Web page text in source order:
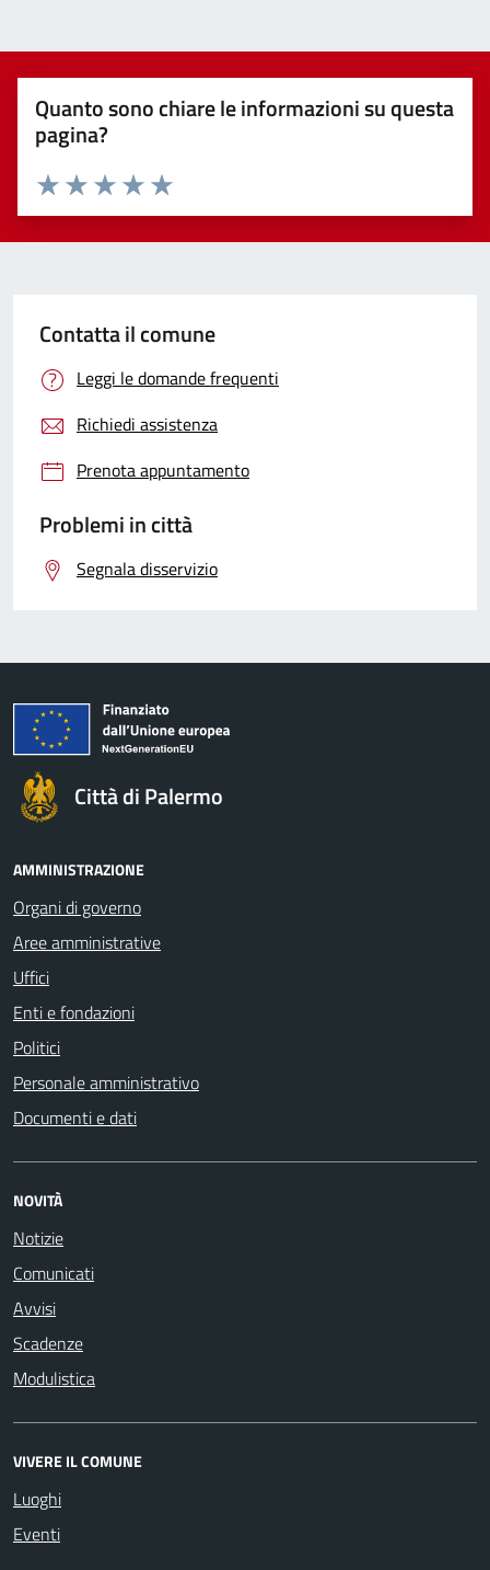
Quanto sono chiare le informazioni su questa
pagina?
Valuta 5 stelle su 5
Valuta 4 stelle su 5
Valuta 3 stelle su 5
Valuta 2 stelle su 5
Valuta 1 stelle su 5
Contatta il comune
Leggi le domande frequenti
Richiedi assistenza
Prenota appuntamento
Problemi in città
Segnala disservizio
Città di Palermo
AMMINISTRAZIONE
Organi di governo
Aree amministrative
Uffici
Enti e fondazioni
Politici
Personale amministrativo
Documenti e dati
NOVITÀ
Notizie
Comunicati
Avvisi
Scadenze
Modulistica
VIVERE IL COMUNE
Luoghi
Eventi